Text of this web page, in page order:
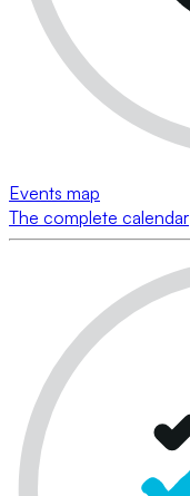
Events map
The complete calendar